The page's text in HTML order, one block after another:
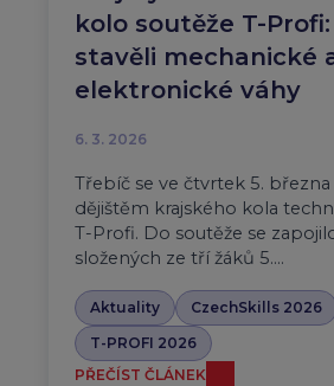
kolo soutěže T-
stavěli mechanické
elektronické váhy
6. 3. 2026
Třebíč se ve čtvrtek 5. března
dějištěm krajského kola
T-Profi. Do soutěže se
složených ze tří žáků 5….
Aktuality
CzechSkills 2026
T-PROFI 2026
PŘEČÍST ČLÁNEK